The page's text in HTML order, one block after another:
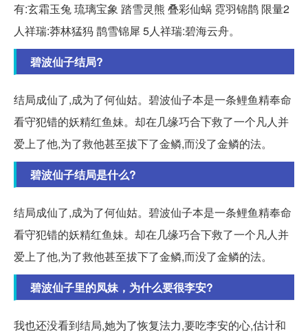
有:玄霜玉兔 琉璃宝象 踏雪灵熊 叠彩仙蜗 霓羽锦鹊 限量2
人祥瑞:莽林猛犸 鹊雪锦犀 5人祥瑞:碧海云舟。
碧波仙子结局?
结局成仙了,成为了何仙姑。碧波仙子本是一条鲤鱼精奉命
看守犯错的妖精红鱼妹。却在几缘巧合下救了一个凡人并
爱上了他,为了救他甚至拔下了金鳞,而没了金鳞的法。
碧波仙子结局是什么?
结局成仙了,成为了何仙姑。碧波仙子本是一条鲤鱼精奉命
看守犯错的妖精红鱼妹。却在几缘巧合下救了一个凡人并
爱上了他,为了救他甚至拔下了金鳞,而没了金鳞的法。
碧波仙子里的凤妹，为什么要很李安?
我也还没看到结局,她为了恢复法力,要吃李安的心,估计和